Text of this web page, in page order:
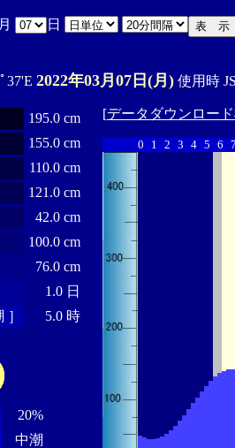
月 日
37'E 2022年03月07日(月) 使用時
195.0 cm
155.0 cm
110.0 cm
121.0 cm
42.0 cm
100.0 cm
76.0 cm
1.0 日
5.0 時
20%
中潮
[データダウンロー
0 1 2 3 4 5 6 7